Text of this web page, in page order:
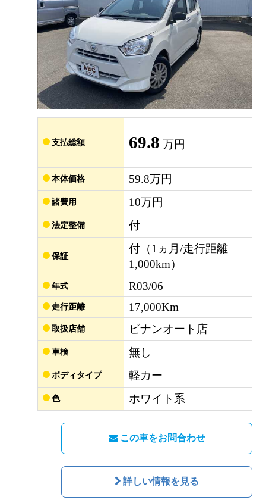
支払総額 69.8 万円
本体価格 59.8万円
諸費用 10万円
法定整備 付
保証
付（1ヵ月/走行距離
1,000km）
年式 R03/06
走行距離 17,000Km
取扱店舗 ビナンオート店
車検 無し
ボディタイプ 軽カー
色 ホワイト系
この車をお問合わせ
詳しい情報を見る